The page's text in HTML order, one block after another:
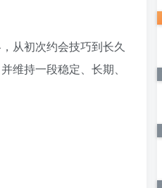
从初次约会技巧到长久
维持一段稳定、长期、